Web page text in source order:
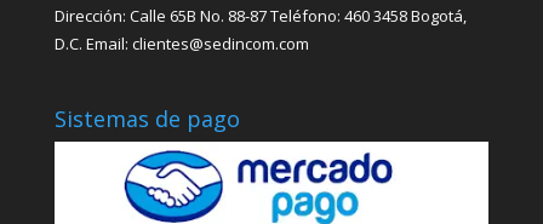
Dirección: Calle 65B No. 88-87 Teléfono: 460 3458 Bogotá,
D.C. Email: clientes@sedincom.com
Sistemas de pago